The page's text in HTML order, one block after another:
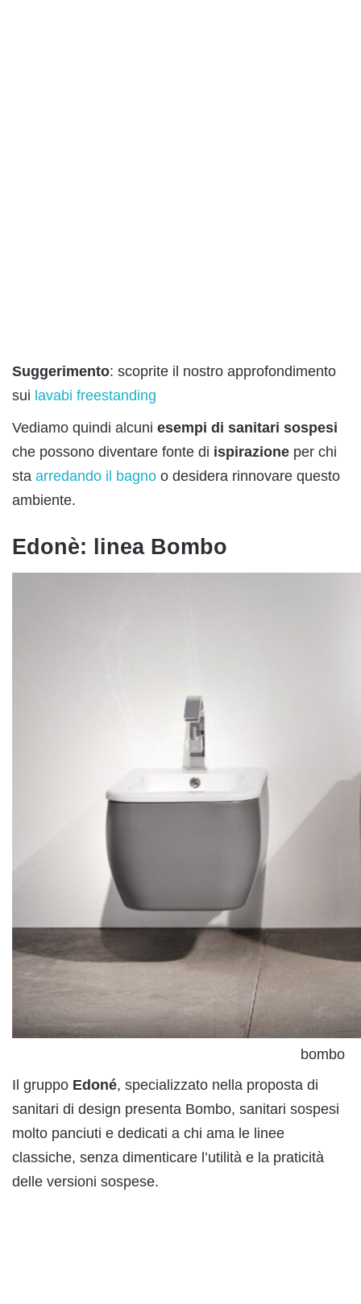
Suggerimento: scoprite il nostro approfondimento
sui lavabi freestanding
Vediamo quindi alcuni esempi di sanitari sospesi
che possono diventare fonte di ispirazione per chi
sta arredando il bagno o desidera rinnovare questo
ambiente.
Edonè: linea Bombo
bombo
Il gruppo Edoné, specializzato nella proposta di
sanitari di design presenta Bombo, sanitari sospesi
molto panciuti e dedicati a chi ama le linee
classiche, senza dimenticare l’utilità e la praticità
delle versioni sospese.